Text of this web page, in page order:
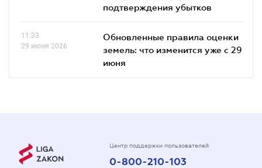
подтверждения убытков
11.33
29 июня 2026
Обновленные правила оценки
земель: что изменится уже с 29
июня
Центр поддержки пользователей
0-800-210-103